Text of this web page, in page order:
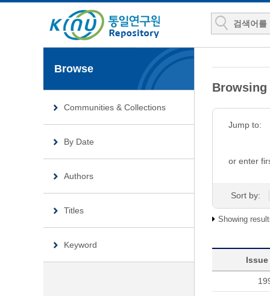
Browse
Communities & Collections
By Date
Authors
Titles
Keyword
Browsing
Jump to:
or enter
Sort by:
Showing
Issue